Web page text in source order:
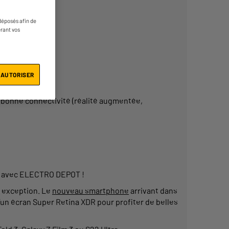
connectivité (réalité augmentée,
ELECTRO DEPOT !
Le nouveau smartphone arrivant dans
écran Super Retina XDR pour profiter de belles
afin de
vos